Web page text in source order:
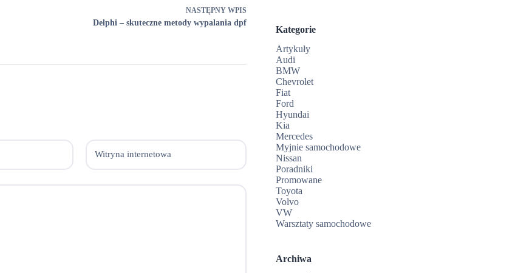
NASTĘPNY WPIS
Delphi – skuteczne metody wypalania dpf
Witryna internetowa
Kategorie
Artykuły
Audi
BMW
Chevrolet
Fiat
Ford
Hyundai
Kia
Mercedes
Myjnie samochodowe
Nissan
Poradniki
Promowane
Toyota
Volvo
VW
Warsztaty samochodowe
Archiwa